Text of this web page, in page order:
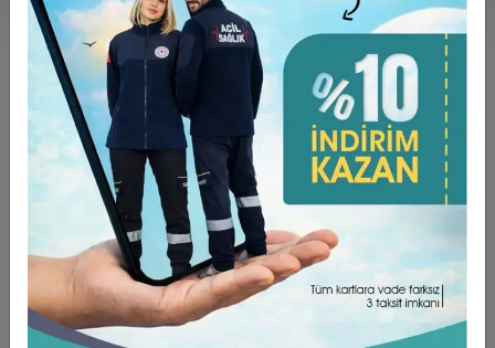
Ürün Açıklaması Garanti ve Teslimat
Taksit Seçenekleri Yorumlar
Dik Yaka Boyunluklu Kolluk - Siyah
Ürün Ölçüleri:34 ile 44 beden aralığına uygundur
Mevsim:Dört mevsim kullanıma uygundur.
Kısa Kollu koyafetlerinizizn altına giyebileceğiniz Boyunluklu
Kolluk ürünümüz günlük yaşamda sizleri oldukça fazla
rahatlatacaktır.